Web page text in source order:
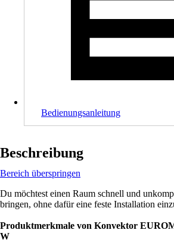
Bedienungsanleitung
Beschreibung
Bereich überspringen
Du möchtest einen Raum schnell und
bringen, ohne dafür eine feste Installation
Produktmerkmale von Konvektor
W